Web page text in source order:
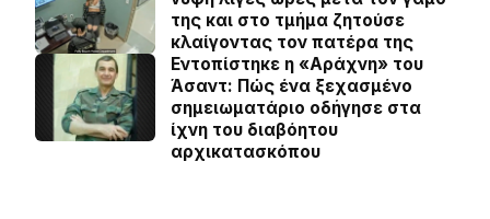
της και στο τμήμα ζητούσε
κλαίγοντας τον πατέρα της
Εντοπίστηκε η «Αράχνη» του
Άσαντ: Πώς ένα ξεχασμένο
σημειωματάριο οδήγησε στα
ίχνη του διαβόητου
αρχικατασκόπου